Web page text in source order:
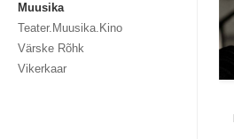
Muusika
Teater.Muusika.Kino
Värske Rõhk
Vikerkaar